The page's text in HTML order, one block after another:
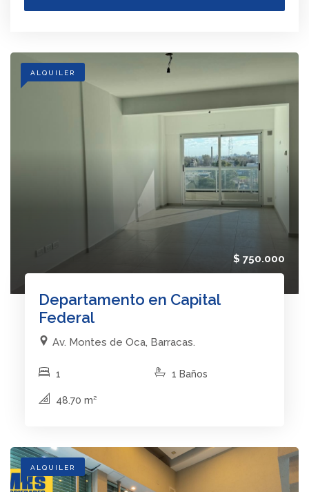
ALQUILER
$ 750.000
Departamento en Capital
Federal
Av. Montes de Oca, Barracas.
1 1 Baños
48.70 m²
ALQUILER